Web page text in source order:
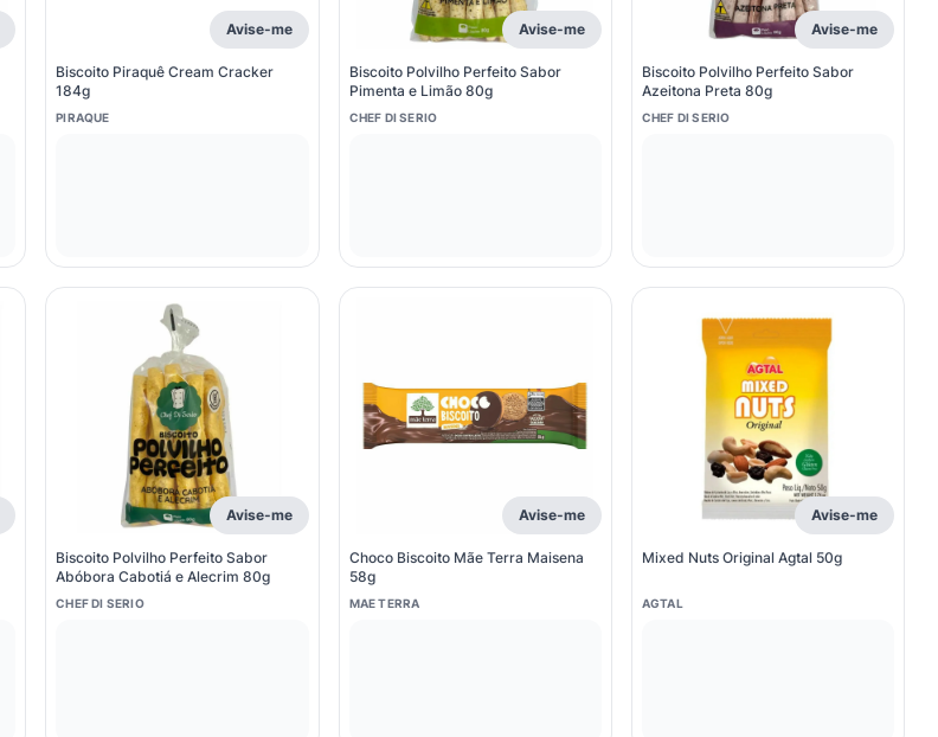
Avise-me
Biscoito Piraquê Cream Cracker
184g
PIRAQUE
Avise-me
Biscoito Polvilho Perfeito Sabor
Pimenta e Limão 80g
CHEF DI SERIO
Avise-me
Biscoito Polvilho Perfeito Sabor
Azeitona Preta 80g
CHEF DI SERIO
Avise-me
Biscoito Polvilho Perfeito Sabor
Abóbora Cabotiá e Alecrim 80g
CHEF DI SERIO
Avise-me
Choco Biscoito Mãe Terra Maisena
58g
MAE TERRA
Avise-me
Mixed Nuts Original Agtal 50g
AGTAL